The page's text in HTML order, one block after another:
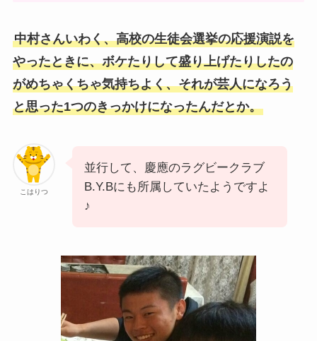
中村さんいわく、高校の生徒会選挙の応援演説を
やったときに、ボケたりして盛り上げたりしたの
がめちゃくちゃ気持ちよく、それが芸人になろう
と思った1つのきっかけになったんだとか。
こはりつ
並行して、慶應のラグビークラブ
B.Y.Bにも所属していたようですよ
♪